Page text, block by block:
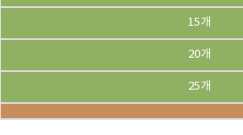
15개
20개
25개